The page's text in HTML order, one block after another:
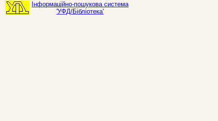
Інформаційно-пошукова система
'УФД/Бібліотека'